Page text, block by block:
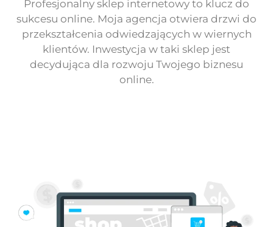
Profesjonalny sklep internetowy to klucz do
sukcesu online. Moja agencja otwiera drzwi do
przekształcenia odwiedzających w wiernych
klientów. Inwestycja w taki sklep jest
decydująca dla rozwoju Twojego biznesu
online.